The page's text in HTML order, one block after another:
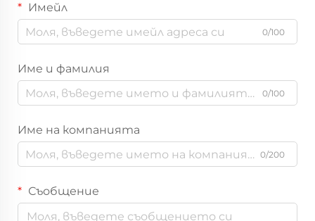
Имейл
0/100
Име и фамилия
0/100
Име на компанията
0/200
Съобщение